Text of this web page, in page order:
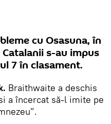
cu Osasuna, în
s-au impus
7 în clasament.
Braithwaite a deschis
a încercat să-l imite pe